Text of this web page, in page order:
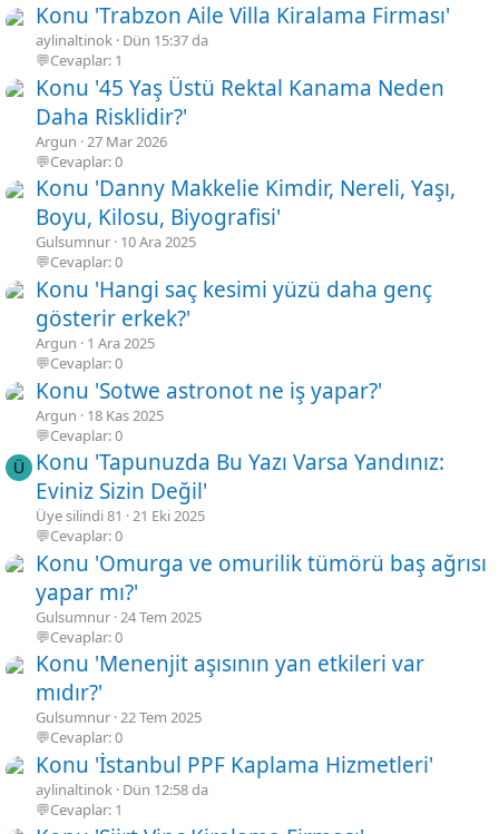
Konu 'Trabzon Aile Villa Kiralama Firması'
aylinaltinok Dün 15:37 da
💬Cevaplar: 1
Konu '45 Yaş Üstü Rektal Kanama Neden
Daha Risklidir?'
Argun 27 Mar 2026
💬Cevaplar: 0
Konu 'Danny Makkelie Kimdir, Nereli, Yaşı,
Boyu, Kilosu, Biyografisi'
Gulsumnur 10 Ara 2025
💬Cevaplar: 0
Konu 'Hangi saç kesimi yüzü daha genç
gösterir erkek?'
Argun
1 Ara 2025
💬Cevaplar: 0
Konu 'Sotwe astronot ne iş yapar?'
Argun
18 Kas 2025
💬Cevaplar: 0
Ü
Konu 'Tapunuzda Bu Yazı Varsa Yandınız:
Eviniz Sizin Değil'
Üye silindi 81
21 Eki 2025
💬Cevaplar: 0
Konu 'Omurga ve omurilik tümörü baş ağrısı
yapar mı?'
Gulsumnur 24 Tem 2025
💬Cevaplar: 0
Konu 'Menenjit aşısının yan etkileri var
mıdır?'
Gulsumnur 22 Tem 2025
💬Cevaplar: 0
Konu 'İstanbul PPF Kaplama Hizmetleri'
aylinaltinok Dün 12:58 da
💬Cevaplar: 1